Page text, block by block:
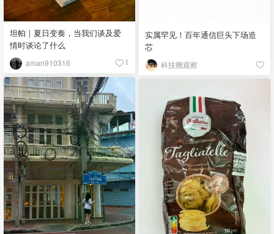
实属罕见！百年通信巨头下场造
芯
科技圈观察
坦帕｜夏日变奏，当我们谈及爱
情时谈论了什么
aman910316 1